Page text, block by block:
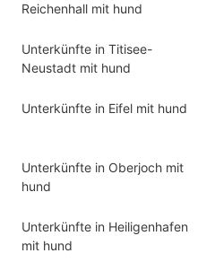
Reichenhall mit hund
Unterkünfte in Titisee-
Neustadt mit hund
Unterkünfte in Eifel mit hund
Unterkünfte in Oberjoch mit
hund
Unterkünfte in Heiligenhafen
mit hund